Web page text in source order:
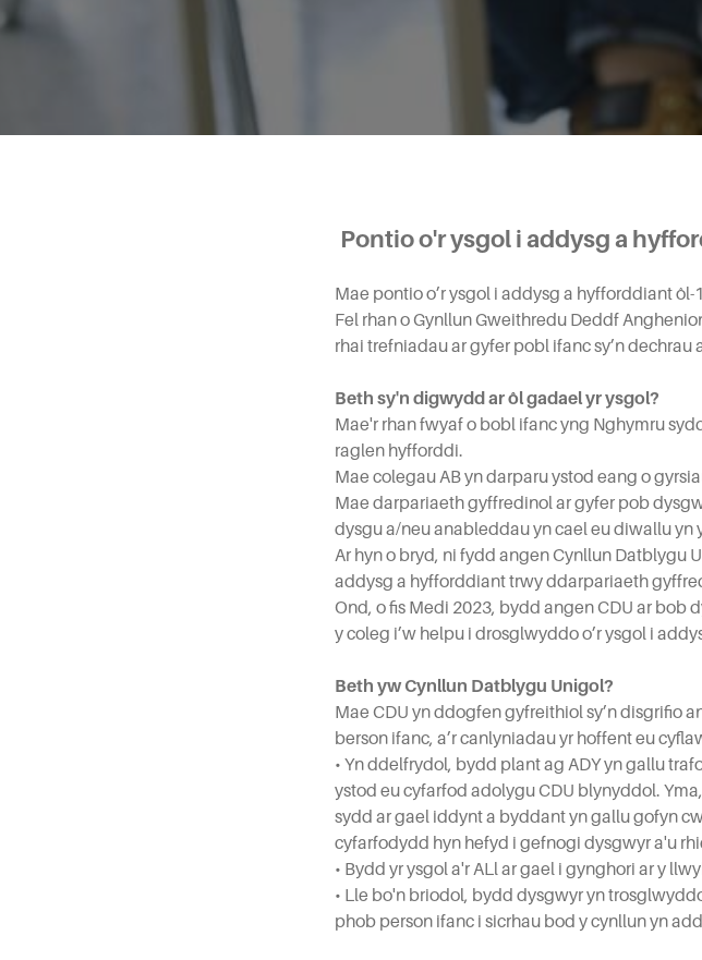
Pontio o'r ysgol i addysg a
Mae pontio o’r ysgol i addysg a hyfforddiant
Fel rhan o Gynllun Gweithredu Deddf
rhai trefniadau ar gyfer pobl ifanc sy’n
Beth sy'n digwydd ar ôl gadael yr ysgol?
Mae'r rhan fwyaf o bobl ifanc yng Nghymru
raglen hyfforddi.
Mae colegau AB yn darparu ystod eang o
Mae darpariaeth gyffredinol ar gyfer pob
dysgu a/neu anableddau yn cael eu diwallu yn
Ar hyn o bryd, ni fydd angen Cynllun Datblygu
addysg a hyfforddiant trwy ddarpariaeth
Ond, o fis Medi 2023, bydd angen CDU ar
y coleg i’w helpu i drosglwyddo o’r ysgol i
Beth yw Cynllun Datblygu Unigol?
Mae CDU yn ddogfen gyfreithiol sy’n disgrifio
berson ifanc, a’r canlyniadau yr hoffent eu
• Yn ddelfrydol, bydd plant ag ADY yn gallu
ystod eu cyfarfod adolygu CDU blynyddol.
sydd ar gael iddynt a byddant yn gallu gofyn
cyfarfodydd hyn hefyd i gefnogi dysgwyr a'u
• Bydd yr ysgol a'r ALl ar gael i gynghori ar y
• Lle bo'n briodol, bydd dysgwyr yn
phob person ifanc i sicrhau bod y cynllun yn